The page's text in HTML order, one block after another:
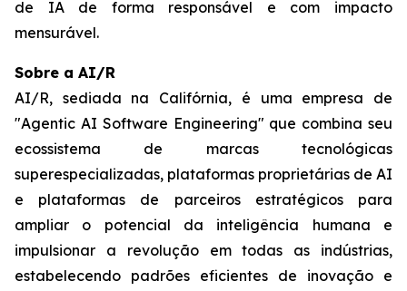
de IA de forma responsável e com impacto
mensurável.
Sobre a AI/R
AI/R, sediada na Califórnia, é uma empresa de
"Agentic AI Software Engineering" que combina seu
ecossistema de marcas tecnológicas
superespecializadas, plataformas proprietárias de AI
e plataformas de parceiros estratégicos para
ampliar o potencial da inteligência humana e
impulsionar a revolução em todas as indústrias,
estabelecendo padrões eficientes de inovação e